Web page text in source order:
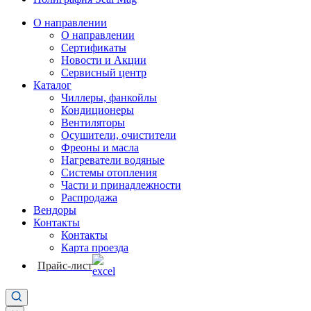
О направлении
О направлении
Сертификаты
Новости и Акции
Сервисный центр
Каталог
Чиллеры, фанкойлы
Кондиционеры
Вентиляторы
Осушители, очистители
Фреоны и масла
Нагреватели водяные
Системы отопления
Части и принадлежности
Раcпродажа
Вендоры
Контакты
Контакты
Карта проезда
Прайс-лист